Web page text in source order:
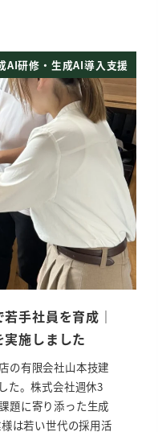
AI研修・生成AI導入支援
手社員を育成｜
施しました
の有限会社山本技建
た。株式会社週休3
題に寄り添った生成
は若い世代の採用活